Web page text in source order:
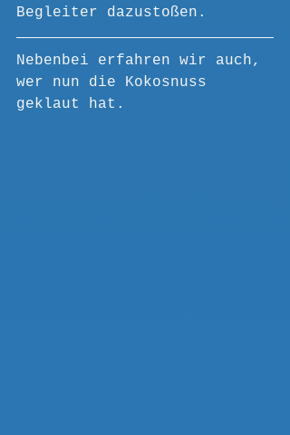
Begleiter dazustoßen.
Nebenbei erfahren wir auch,
wer nun die Kokosnuss
geklaut hat.